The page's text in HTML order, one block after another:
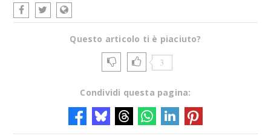
Questo articolo ti è piaciuto?
3
Condividi questa pagina: